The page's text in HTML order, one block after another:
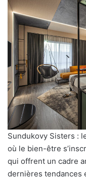
Sundukovy Sisters :
où le bien-être
qui offrent un cadre
dernières tendances